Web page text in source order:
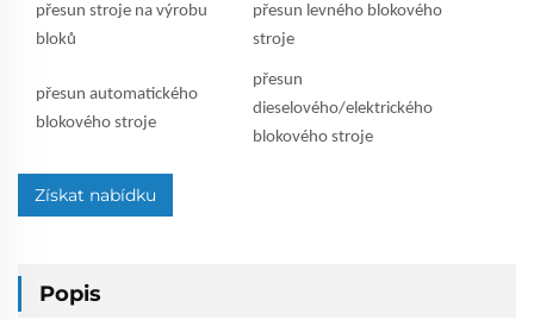
přesun stroje na výrobu
bloků
přesun levného blokového
stroje
přesun automatického
blokového stroje
přesun
dieselového/elektrického
blokového stroje
Získat nabídku
Popis